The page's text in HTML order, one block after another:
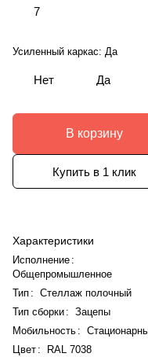
7
Усиленный каркас: Да
Нет Да
В корзину
Купить в 1 клик
Характеристики
Исполнение :
Общепромышленное
Тип : Стеллаж полочный
Тип сборки: Зацепы
Мобильность :
Цвет :
RAL 7038